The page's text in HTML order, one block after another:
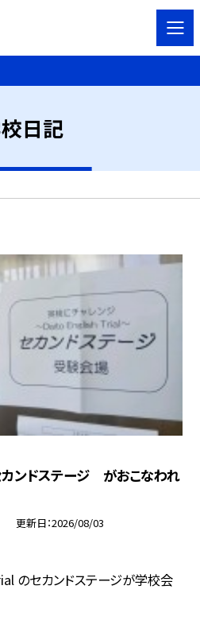
日記
ンドステージ がおこなわれ
更新日 2026/08/03
のセカンドステージが学校会